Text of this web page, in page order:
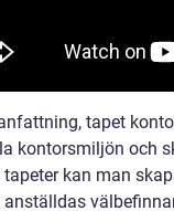
tapet
kontorsmiljön och
tapeter kan man
anställdas